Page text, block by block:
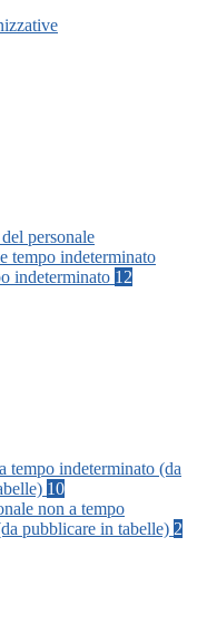
personale
tempo indeterminato
indeterminato 12
tempo indeterminato (da
10
non a tempo
pubblicare in tabelle) 2